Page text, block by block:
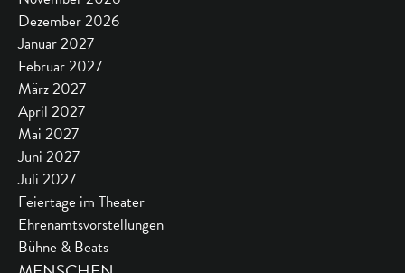
Dezember 2026
Januar 2027
Februar 2027
März 2027
April 2027
Mai 2027
Juni 2027
Juli 2027
Feiertage im Theater
Ehrenamtsvorstellungen
Bühne & Beats